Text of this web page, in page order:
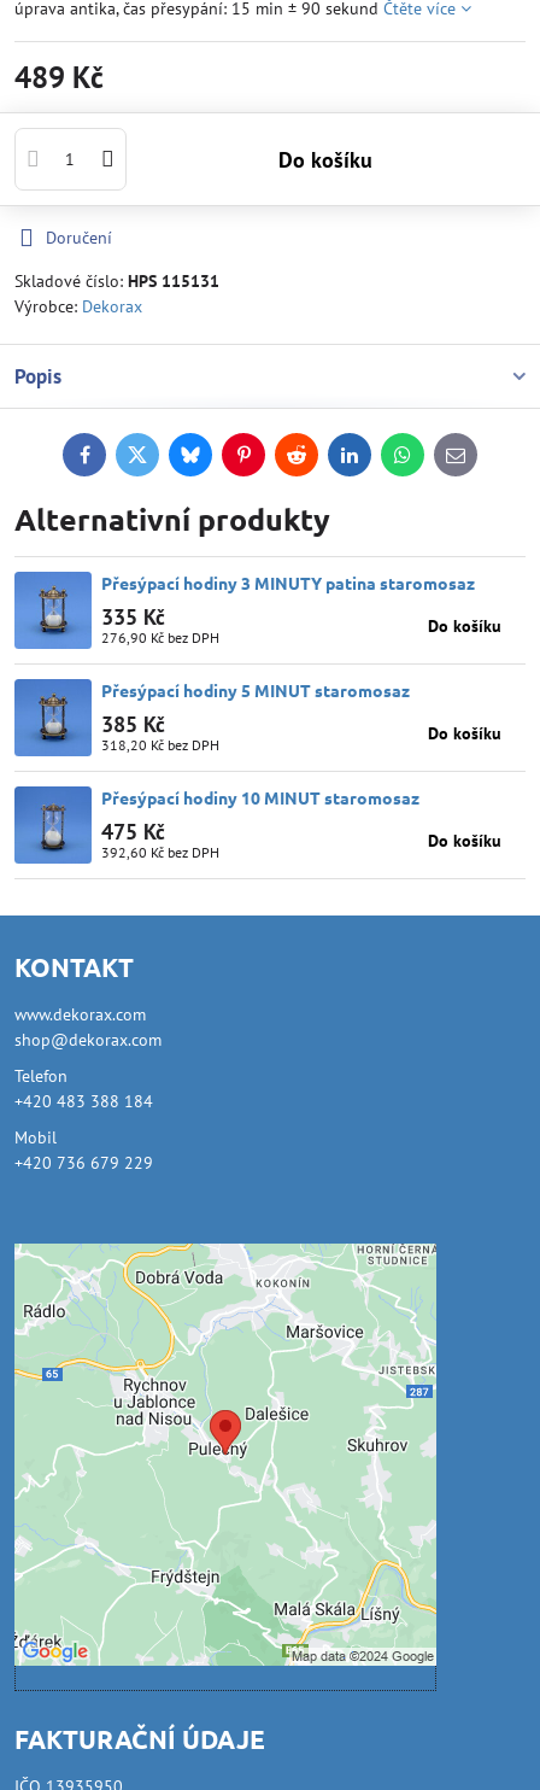
úprava antika, čas přesypání: 15 min ± 90 sekund Čtěte více
489 Kč
Do košíku
Doručení
Skladové číslo: HPS 115131
Výrobce: Dekorax
Popis
FacebookTwitterBlueskyPinterestReddit LinkedInWhatsApp
E-
mail
Alternativní produkty
Přesýpací hodiny 3 MINUTY patina staromosaz
335 Kč
276,90 Kč bez DPH
Do košíku
Přesýpací hodiny 5 MINUT staromosaz
385 Kč
318,20 Kč bez DPH
Do košíku
Přesýpací hodiny 10 MINUT staromosaz
475 Kč
392,60 Kč bez DPH
Do košíku
KONTAKT
www.dekorax.com
shop@dekorax.com
Telefon
+420 483 388 184
Mobil
+420 736 679 229
Externí obsah je blokován
Volbami soukromí
Přejete si načíst externí obsah?
Povolit jednou
Povolit a zapamatovat - souhlas s druhem
cookie: Funkční
Otevřít obsah v novém okně
FAKTURAČNÍ ÚDAJE